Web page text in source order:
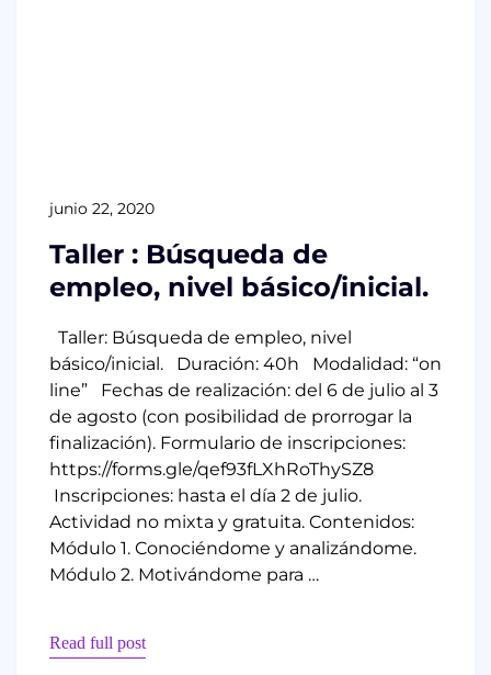
junio 22, 2020
Taller : Búsqueda de
empleo, nivel básico/inicial.
Taller: Búsqueda de empleo, nivel
básico/inicial. Duración: 40h Modalidad: “on
line” Fechas de realización: del 6 de julio al 3
de agosto (con posibilidad de prorrogar la
finalización). Formulario de inscripciones:
https://forms.gle/qef93fLXhRoThySZ8
Inscripciones: hasta el día 2 de julio.
Actividad no mixta y gratuita. Contenidos:
Módulo 1. Conociéndome y analizándome.
Módulo 2. Motivándome para …
Read full post